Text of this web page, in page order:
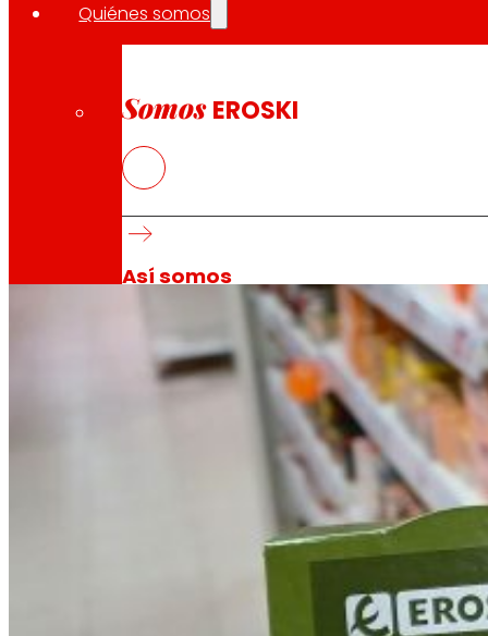
Quiénes somos
Somos EROSKI
Así somos
Todo nuestro ADN: un viaje por la misión, la
Somos por y para las personas. Descubre
29.01.2025
EROSKI incorpora la primera
Council de marca propia
Enseña líder en la comercialización de